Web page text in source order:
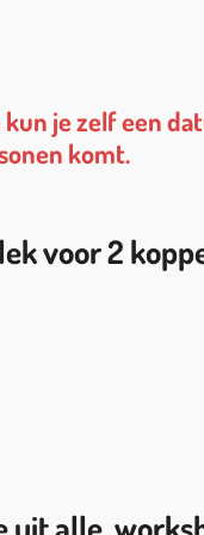
je zelf een
komt.
voor 2